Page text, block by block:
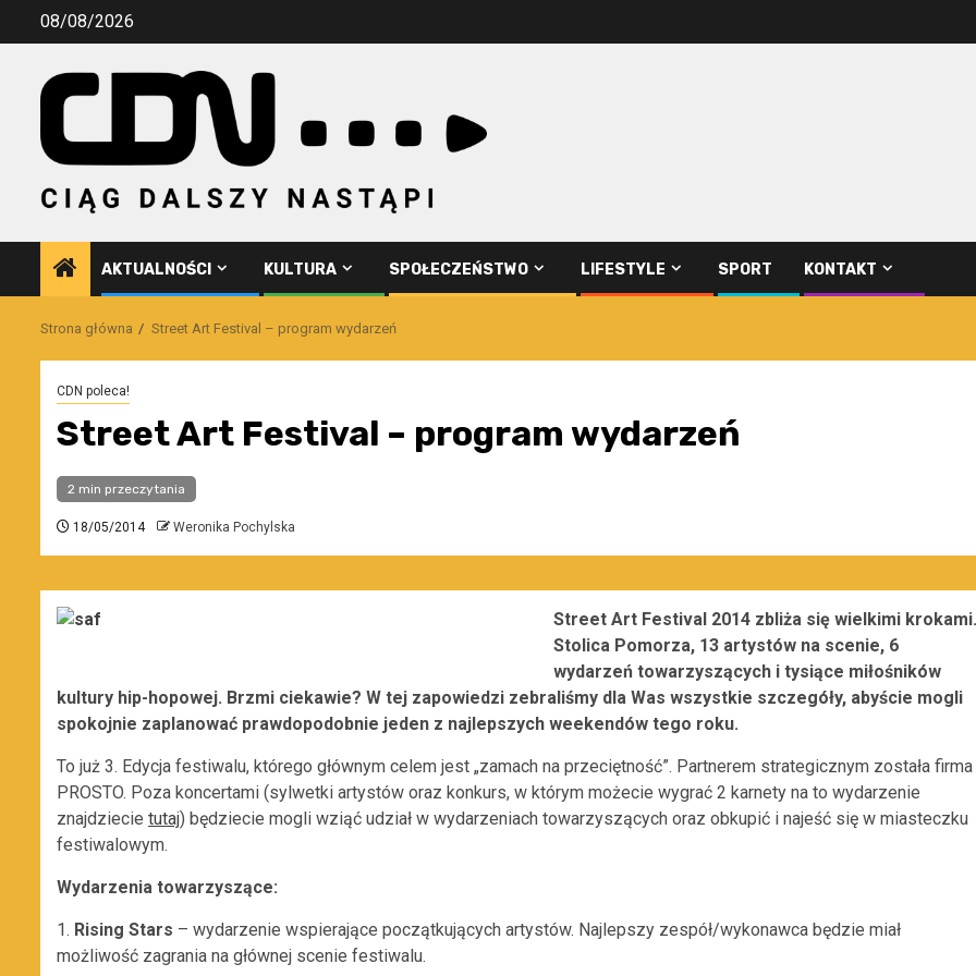
Przejdź08/08/2026
AKTUALNOŚCI KULTURA SPOŁECZEŃSTWO LIFESTYLE SPORT KONTAKT
Strona główna Street Art Festival – program wydarzeń
CDN poleca!
Street Art Festival – program wydarzeń
2 min przeczytania
18/05/2014 Weronika Pochylska
Street Art Festival 2014 zbliża się wielkimi krokami.
Stolica Pomorza, 13 artystów na scenie, 6
wydarzeń towarzyszących i tysiące miłośników
kultury hip-hopowej. Brzmi ciekawie? W tej zapowiedzi zebraliśmy dla Was wszystkie szczegóły, abyście mogli
spokojnie zaplanować prawdopodobnie jeden z najlepszych weekendów tego roku.
To już 3. Edycja festiwalu, którego głównym celem jest „zamach na przeciętność”. Partnerem strategicznym została firma
PROSTO. Poza koncertami (sylwetki artystów oraz konkurs, w którym możecie wygrać 2 karnety na to wydarzenie
znajdziecie tutaj) będziecie mogli wziąć udział w wydarzeniach towarzyszących oraz obkupić i najeść się w miasteczku
festiwalowym.
Wydarzenia towarzyszące:
1. Rising Stars – wydarzenie wspierające początkujących artystów. Najlepszy zespół/wykonawca będzie miał
możliwość zagrania na głównej scenie festiwalu.